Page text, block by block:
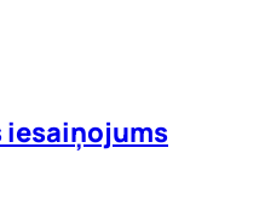
iesaiņojums